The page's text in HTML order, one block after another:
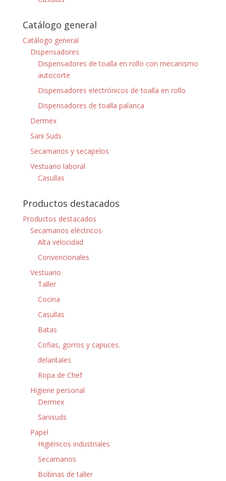
Catálogo general
Catálogo general
Dispensadores
Dispensadores de toalla en rollo con mecanismo
autocorte
Dispensadores electrónicos de toalla en rollo
Dispensadores de toalla palanca
Dermex
Sani Suds
Secamanos y secapelos
Vestuario laboral
Casullas
Productos destacados
Productos destacados
Secamanos eléctricos
Alta velocidad
Convencionales
Vestuario
Taller
Cocina
Casullas
Batas
Cofias, gorros y capuces.
delantales
Ropa de Chef
Higiene personal
Dermex
Sanisuds
Papel
Higiénicos industriales
Secamanos
Bobinas de taller